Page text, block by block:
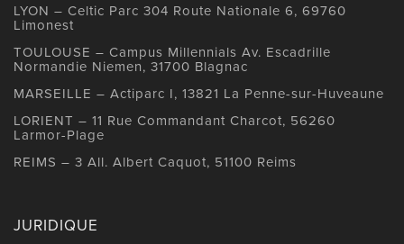
LYON – Celtic Parc 304 Route Nationale 6, 69760
Limonest
TOULOUSE – Campus Millennials Av. Escadrille
Normandie Niemen, 31700 Blagnac
MARSEILLE – Actiparc I, 13821 La Penne-sur-Huveaune
LORIENT – 11 Rue Commandant Charcot, 56260
Larmor-Plage
REIMS – 3 All. Albert Caquot, 51100 Reims
JURIDIQUE